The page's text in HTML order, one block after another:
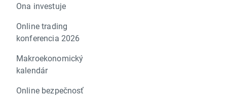
Ona investuje
Online trading
konferencia 2026
Makroekonomický
kalendár
Online bezpečnosť